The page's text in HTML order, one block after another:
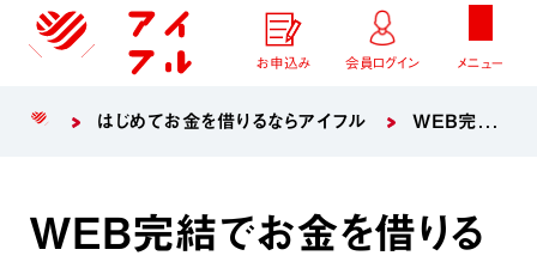
お申込み 会員ログイン メニュー
はじめてお金を借りるならアイフル WEB完結でお金を借りる
WEB完結でお金を借りる